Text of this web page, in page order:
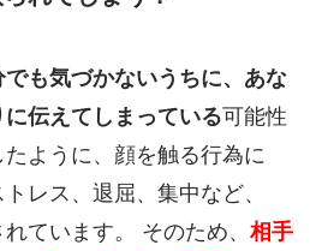
でも気づかないうちに、あな
伝えてしまっている可能性
ように、顔を触る行為に
レス、退屈、集中など、
ています。 そのため、 相手